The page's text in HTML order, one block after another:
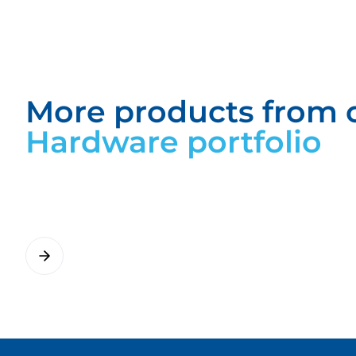
More products from
Hardware portfolio